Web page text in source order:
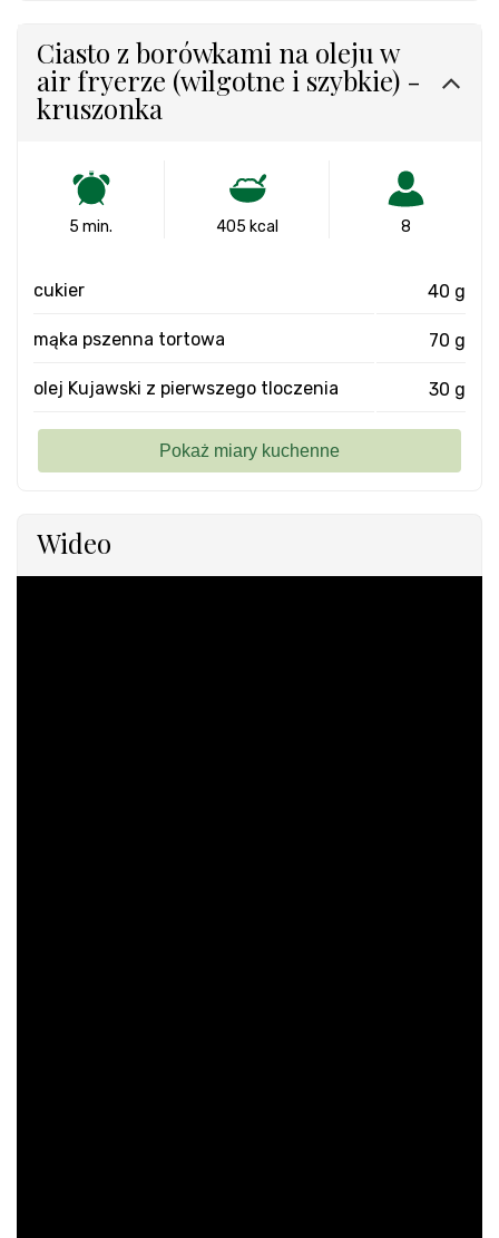
Ciasto z borówkami na oleju w
air fryerze (wilgotne i szybkie) -
kruszonka
5 min. 405 kcal 8
cukier 40 g
mąka pszenna tortowa 70 g
olej Kujawski z pierwszego tloczenia 30 g
Wideo